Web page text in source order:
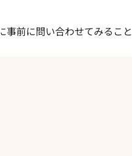
前に問い合わせてみること